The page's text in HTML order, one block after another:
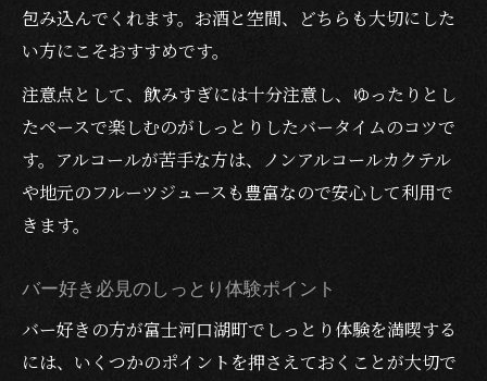
包み込んでくれます。お酒と空間、どちらも大切にした
い方にこそおすすめです。
注意点として、飲みすぎには十分注意し、ゆったりとし
たペースで楽しむのがしっとりしたバータイムのコツで
す。アルコールが苦手な方は、ノンアルコールカクテル
や地元のフルーツジュースも豊富なので安心して利用で
きます。
バー好き必見のしっとり体験ポイント
バー好きの方が富士河口湖町でしっとり体験を満喫する
には、いくつかのポイントを押さえておくことが大切で